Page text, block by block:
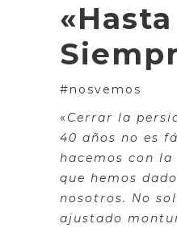
«Hasta
#nosvemos
« Cerrar la
40 años no es
hacemos con la
que hemos
nosotros. No
ajustado